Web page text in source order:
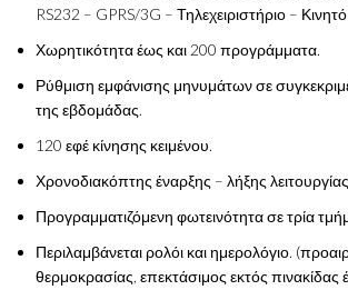
RS232 – GPRS/3G – Τηλεχειριστήριο –
Χωρητικότητα έως και 200 προγράμματα.
Ρύθμιση εμφάνισης μηνυμάτων σε
της εβδομάδας.
120 εφέ κίνησης κειμένου.
Χρονοδιακόπτης έναρξης – λήξης
Προγραμματιζόμενη φωτεινότητα σε τρία
Περιλαμβάνεται ρολόι και ημερολόγιο.
θερμοκρασίας, επεκτάσιμος εκτός πινακίδας